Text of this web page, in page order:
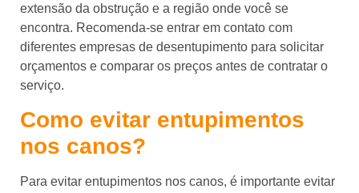
extensão da obstrução e a região onde você se
encontra. Recomenda-se entrar em contato com
diferentes empresas de desentupimento para solicitar
orçamentos e comparar os preços antes de contratar o
serviço.
Como evitar entupimentos
nos canos?
Para evitar entupimentos nos canos, é importante evitar